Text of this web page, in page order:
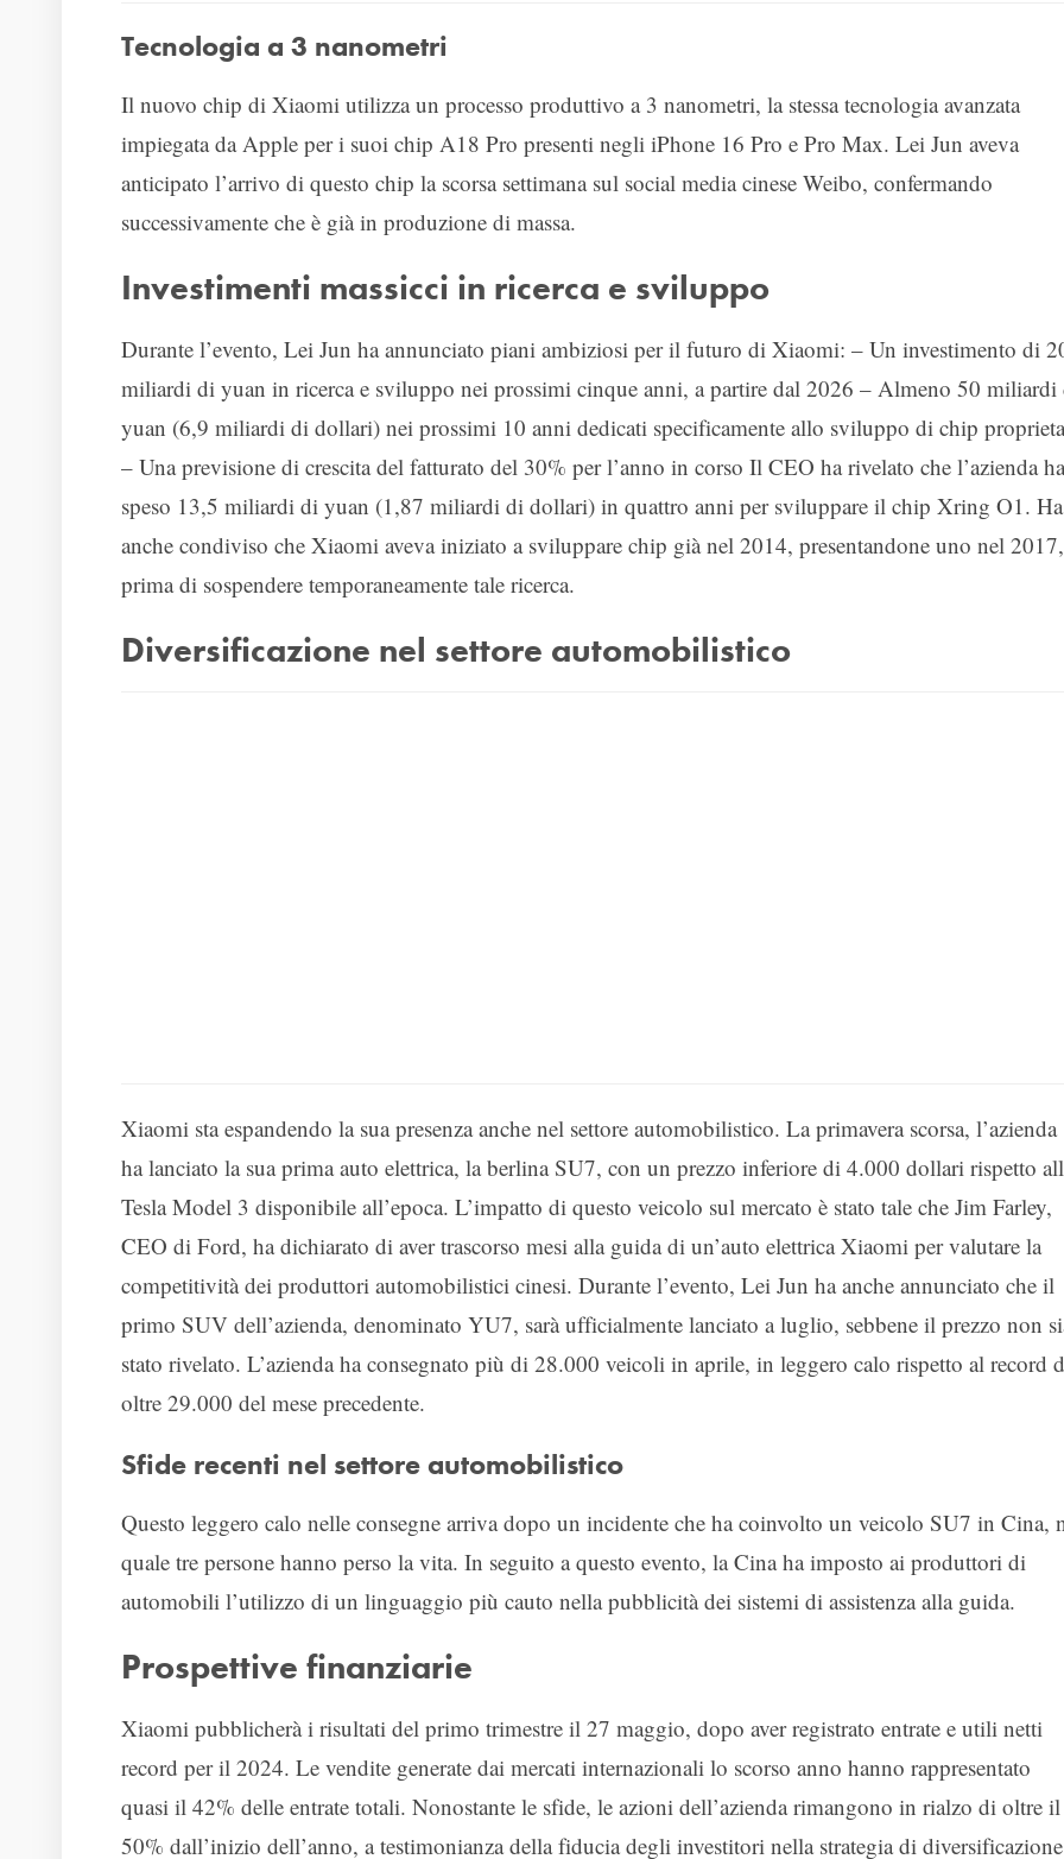
Tecnologia a 3 nanometri
Il nuovo chip di Xiaomi utilizza un processo produttivo a 3 nanometri, la stessa tecnologia avanzata
impiegata da Apple per i suoi chip A18 Pro presenti negli iPhone 16 Pro e Pro Max. Lei Jun aveva
anticipato l’arrivo di questo chip la scorsa settimana sul social media cinese Weibo, confermando
successivamente che è già in produzione di massa.
Investimenti massicci in ricerca e sviluppo
Durante l’evento, Lei Jun ha annunciato piani ambiziosi per il futuro di Xiaomi: – Un investimento di
miliardi di yuan in ricerca e sviluppo nei prossimi cinque anni, a partire dal 2026 – Almeno 50 miliardi
yuan (6,9 miliardi di dollari) nei prossimi 10 anni dedicati specificamente allo sviluppo di chip
– Una previsione di crescita del fatturato del 30% per l’anno in corso Il CEO ha rivelato che l’azienda ha
speso 13,5 miliardi di yuan (1,87 miliardi di dollari) in quattro anni per sviluppare il chip Xring O1. Ha
anche condiviso che Xiaomi aveva iniziato a sviluppare chip già nel 2014, presentandone uno nel 2017,
prima di sospendere temporaneamente tale ricerca.
Diversificazione nel settore automobilistico
Xiaomi sta espandendo la sua presenza anche nel settore automobilistico. La primavera scorsa, l’azienda
ha lanciato la sua prima auto elettrica, la berlina SU7, con un prezzo inferiore di 4.000 dollari rispetto
Tesla Model 3 disponibile all’epoca. L’impatto di questo veicolo sul mercato è stato tale che Jim Farley,
CEO di Ford, ha dichiarato di aver trascorso mesi alla guida di un’auto elettrica Xiaomi per valutare la
competitività dei produttori automobilistici cinesi. Durante l’evento, Lei Jun ha anche annunciato che il
primo SUV dell’azienda, denominato YU7, sarà ufficialmente lanciato a luglio, sebbene il prezzo non
stato rivelato. L’azienda ha consegnato più di 28.000 veicoli in aprile, in leggero calo rispetto al record
oltre 29.000 del mese precedente.
Sfide recenti nel settore automobilistico
Questo leggero calo nelle consegne arriva dopo un incidente che ha coinvolto un veicolo SU7 in Cina,
quale tre persone hanno perso la vita. In seguito a questo evento, la Cina ha imposto ai produttori di
automobili l’utilizzo di un linguaggio più cauto nella pubblicità dei sistemi di assistenza alla guida.
Prospettive finanziarie
Xiaomi pubblicherà i risultati del primo trimestre il 27 maggio, dopo aver registrato entrate e utili netti
record per il 2024. Le vendite generate dai mercati internazionali lo scorso anno hanno rappresentato
quasi il 42% delle entrate totali. Nonostante le sfide, le azioni dell’azienda rimangono in rialzo di oltre il
50% dall’inizio dell’anno, a testimonianza della fiducia degli investitori nella strategia di